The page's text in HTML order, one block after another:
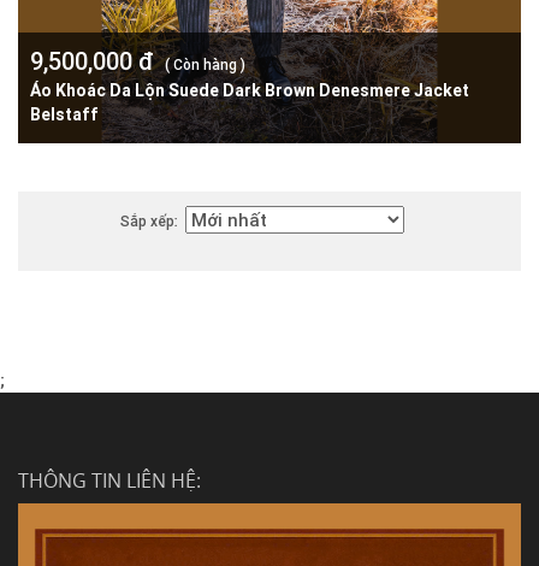
9,500,000 đ( Còn hàng )
Áo Khoác Da Lộn Suede Dark Brown Denesmere Jacket
Belstaff
Sắp xếp:
;
THÔNG TIN LIÊN HỆ: